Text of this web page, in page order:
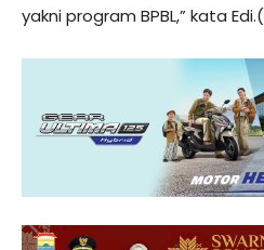
yakni program BPBL,” kata